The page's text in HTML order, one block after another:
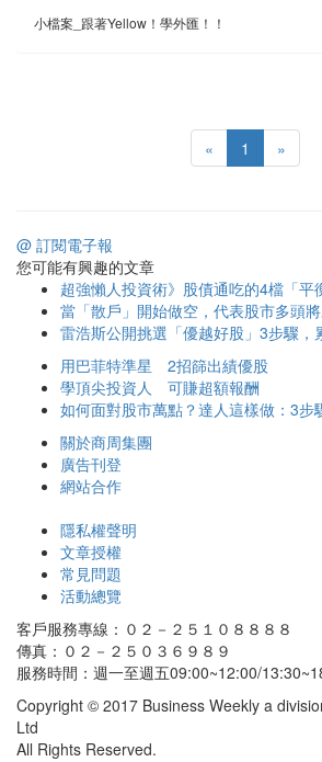
小檔案_跟著Yellow！學外匯！！
« 1 »
@ 訂閱電子報
您可能有興趣的文章
超強懶人投資術》股債通吃的4檔「平
當「散戶」開始做空，代表股市多頭
雷浩斯公開挑選「優越好股」3步驟，
用巴菲特準星 2招篩出績優股
學頂尖投資人 可賺超額報酬
如何面對股市萬點？達人這樣做：3步
關於商周集團
廣告刊登
網站合作
隱私權聲明
文章授權
常見問題
活動總覽
客戶服務專線：０２－２５１０８８８８
傳真：０２－２５０３６９８９
服務時間：週一至週五09:00~12:00/
Copyright © 2017 Business Weekly a
Ltd
All Rights Reserved.